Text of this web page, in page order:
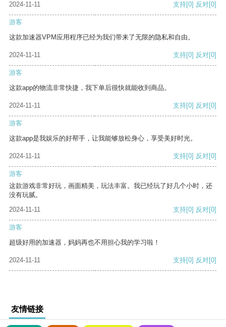
2024-11-11 支持[0] 反对[0]
游客
这款加速器VPM应用程序已经为我们带来了无限的隐私和自由。
2024-11-11 支持[0] 反对[0]
游客
这款app的物流非常快捷，我下单后很快就能收到商品。
2024-11-11 支持[0] 反对[0]
游客
这款app是我娱乐的好帮手，让我能够放松身心，享受美好时光。
2024-11-11 支持[0] 反对[0]
游客
这款游戏非常好玩，画面精美，玩法丰富。我已经玩了好几个小时，还
没有玩腻。
2024-11-11
支持[0] 反对[0]
游客
超级好用的加速器，妈妈再也不用担心我的学习啦！
2024-11-11 支持[0] 反对[0]
友情链接